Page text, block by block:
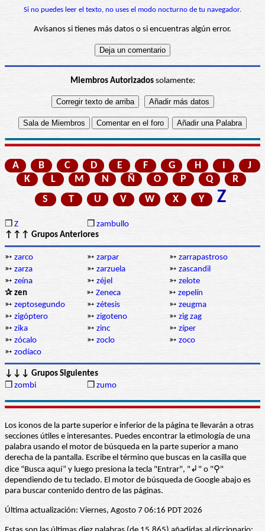
Si no puedes leer el texto, no uses el modo nocturno de tu navegador.
Avísanos si tienes más datos o si encuentras algún error.
Miembros Autorizadossolamente:
A B C D E F G H I
J
K
L M N Ñ O P Q
R
S
T U V W X Y Z
❒ Z ❒ zambullo
↑↑↑ Grupos Anteriores
➳ zarco ➳ zarpar ➳ zarrapastroso
➳ zarza ➳ zarzuela ➳ zascandil
➳ zeína ➳ zéjel ➳ zelote
✰ zen
➳ Zeneca ➳ zepelín
➳ zeptosegundo ➳ zétesis ➳ zeugma
➳ zigóptero ➳ zigoteno ➳ zig zag
➳ zika ➳ zinc ➳ zíper
➳ zócalo ➳ zoclo ➳ zoco
➳ zodíaco
↓↓↓ Grupos Siguientes
❒ zombi ❒ zumo
Los iconos de la parte superior e inferior de la página te llevarán a otras
secciones útiles e interesantes. Puedes encontrar la etimología de una
palabra usando el motor de búsqueda en la parte superior a mano
derecha de la pantalla. Escribe el término que buscas en la casilla que
dice “Busca aquí” y luego presiona la tecla "Entrar", "↲" o "⚲"
dependiendo de tu teclado. El motor de búsqueda de Google abajo es
para buscar contenido dentro de las páginas.
Última actualización: Viernes, Agosto 7 06:16 PDT 2026